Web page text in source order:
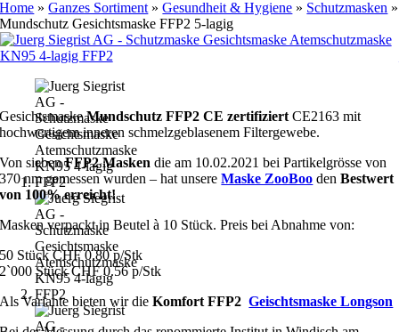
Home »Ganzes Sortiment »Gesundheit & Hygiene » Schutzmasken »
Mundschutz Gesichtsmaske FFP2 5-lagig
GesichtsmaskeMundschutz FFP2 CE zertifiziert CE2163 mit
hochwertigem inneren schmelzgeblasenem Filtergewebe.
Von siebenFFP2 Masken die am 10.02.2021 bei Partikelgrösse von
370 nm gemessen wurden – hat unsereMaske ZooBoo denBestwert
von 100% erreicht!
Masken verpackt in Beutel à 10 Stück. Preis bei Abnahme von:
50 Stück CHF 0.80 p/Stk
2`000 Stück CHF 0.56 p/Stk
Als Variante bieten wir die Komfort FFP2Geischtsmaske Longson